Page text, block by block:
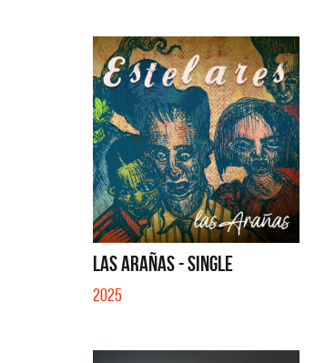
LAS ARAÑAS - SINGLE
2025